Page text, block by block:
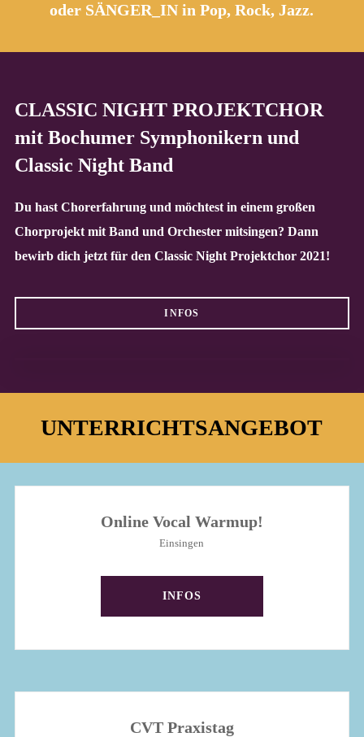
oder SÄNGER_IN in Pop, Rock, Jazz.
CLASSIC NIGHT PROJEKTCHOR
mit Bochumer Symphonikern und
Classic Night Band
Du hast Chorerfahrung und möchtest in einem großen
Chorprojekt mit Band und Orchester mitsingen? Dann
bewirb dich jetzt für den Classic Night Projektchor 2021!
INFOS
UNTERRICHTSANGEBOT
Online Vocal Warmup!
Einsingen
INFOS
CVT Praxistag